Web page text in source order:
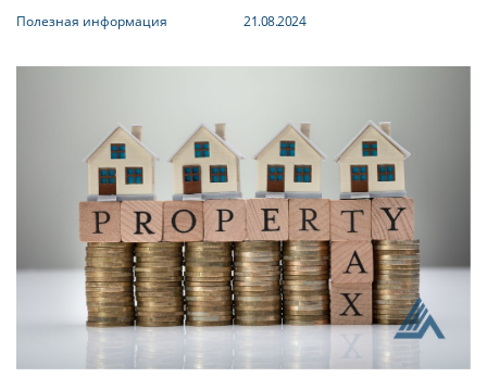
Полезная информация 21.08.2024